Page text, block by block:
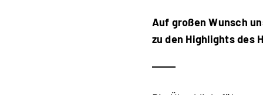
Auf großen Wunsch
zu den Highlights des